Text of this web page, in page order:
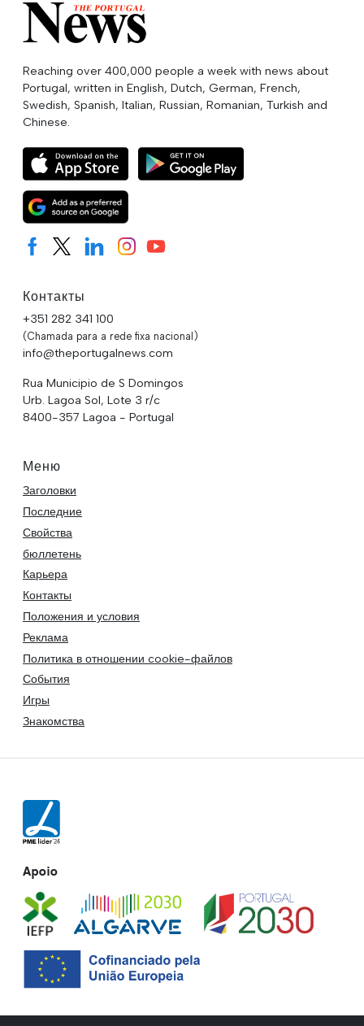
Reaching over 400,000 people a week with news about
Portugal, written in English, Dutch, German, French,
Swedish, Spanish, Italian, Russian, Romanian, Turkish and
Chinese.
Контакты
+351 282 341 100
(Chamada para a rede fixa nacional)
info@theportugalnews.com
Rua Municipio de S Domingos
Urb. Lagoa Sol, Lote 3 r/c
8400-357 Lagoa - Portugal
Меню
Заголовки
Последние
Свойства
бюллетень
Карьера
Контакты
Положения и условия
Реклама
Политика в отношении cookie-файлов
События
Игры
Знакомства
Apoio